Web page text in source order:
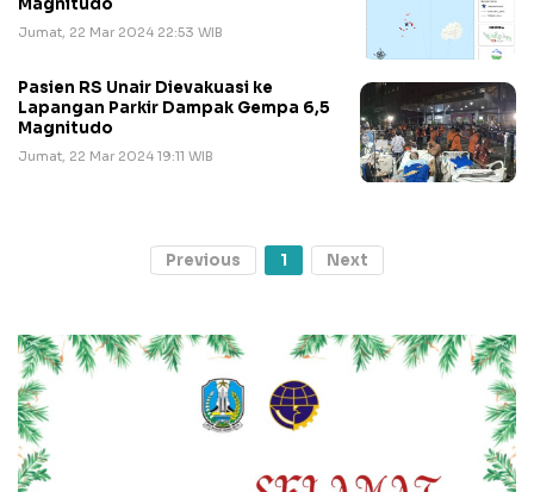
Magnitudo
Jumat, 22 Mar 2024 22:53 WIB
Pasien RS Unair Dievakuasi ke
Lapangan Parkir Dampak Gempa 6,5
Magnitudo
Jumat, 22 Mar 2024 19:11 WIB
Previous 1 Next